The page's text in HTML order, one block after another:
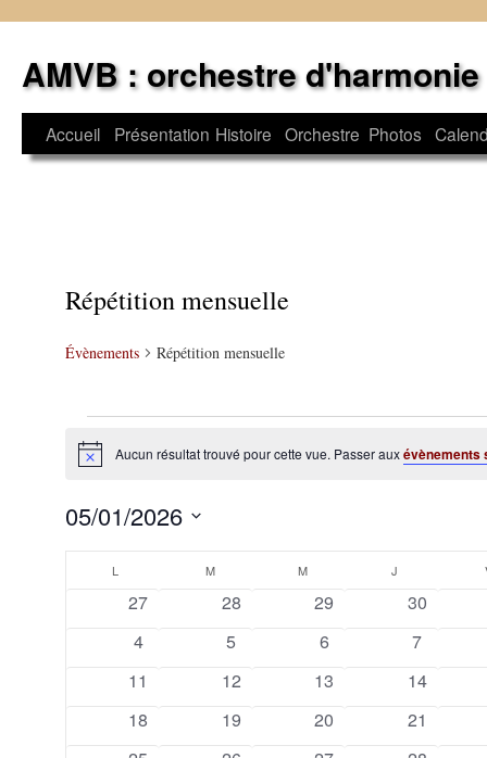
contenu
AMVB : orchestre d'harmonie
Accueil Présentation Histoire Orchestre Photos
Répétition mensuelle
Évènements Répétition mensuelle
Évènements
Notice Aucun résultat trouvé pour cette vue. Passer auxévènements
05/01/2026
Calendrier
Évènements
L MMARDI M J
0
évènements
27
0
évènements
28
0
évènements
29
0
30
0
évènements
4
0
évènements
5
0
évènements
6
0
7
0
évènements
11
0
évènements
12
0
évènements
13
0
14
0
évènements
18
0
évènements
19
0
évènements
20
0
21